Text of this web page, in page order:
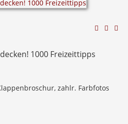
1000 Freizeittipps
zahlr. Farbfotos